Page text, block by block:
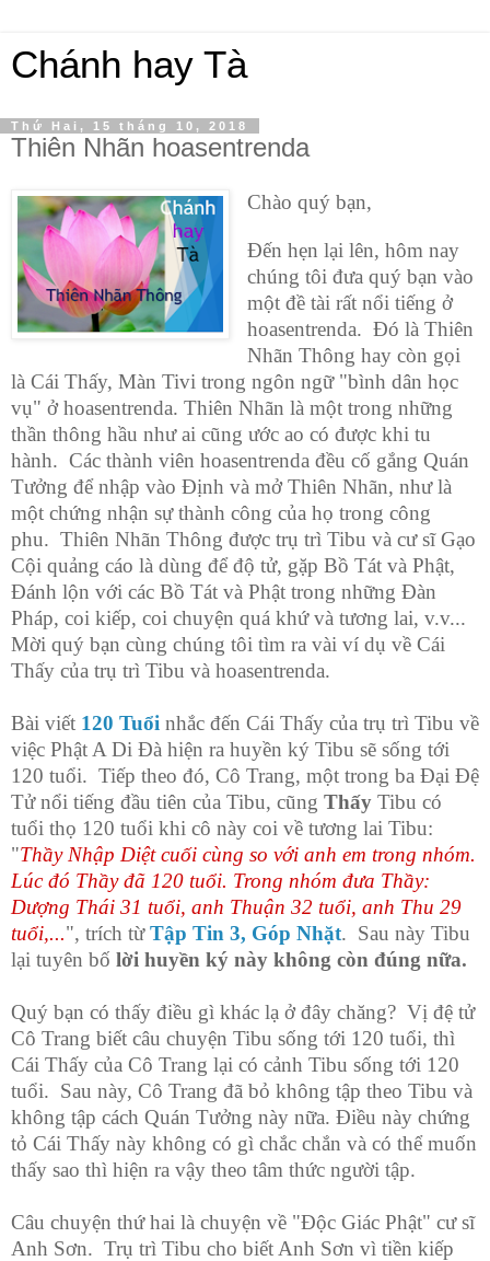
Chánh hay Tà
Thứ Hai, 15 tháng 10, 2018
Thiên Nhãn hoasentrenda
Chào quý bạn,
Đến hẹn lại lên, hôm nay
chúng tôi đưa quý bạn vào
một đề tài rất nổi tiếng ở
hoasentrenda. Đó là Thiên
Nhãn Thông hay còn gọi
là Cái Thấy, Màn Tivi trong ngôn ngữ "bình dân học
vụ" ở hoasentrenda. Thiên Nhãn là một trong những
thần thông hầu như ai cũng ước ao có được khi tu
hành. Các thành viên hoasentrenda đều cố gắng Quán
Tưởng để nhập vào Định và mở Thiên Nhãn, như là
một chứng nhận sự thành công của họ trong công
phu. Thiên Nhãn Thông được trụ trì Tibu và cư sĩ Gạo
Cội quảng cáo là dùng để độ tử, gặp Bồ Tát và Phật,
Đánh lộn với các Bồ Tát và Phật trong những Đàn
Pháp, coi kiếp, coi chuyện quá khứ và tương lai, v.v...
Mời quý bạn cùng chúng tôi tìm ra vài ví dụ về Cái
Thấy của trụ trì Tibu và hoasentrenda.
Bài viết 120 Tuổi nhắc đến Cái Thấy của trụ trì Tibu về
việc Phật A Di Đà hiện ra huyền ký Tibu sẽ sống tới
120 tuổi. Tiếp theo đó, Cô Trang, một trong ba Đại Đệ
Tử nổi tiếng đầu tiên của Tibu, cũng Thấy Tibu có
tuổi thọ 120 tuổi khi cô này coi về tương lai Tibu:
"Thầy Nhập Diệt cuối cùng so với anh em trong nhóm.
Lúc đó Thầy đã 120 tuổi. Trong nhóm đưa Thầy:
Dượng Thái 31 tuổi, anh Thuận 32 tuổi, anh Thu 29
tuổi,...", trích từTập Tin 3, Góp Nhặt. Sau này Tibu
lại tuyên bố lời huyền ký này không còn đúng nữa.
Quý bạn có thấy điều gì khác lạ ở đây chăng? Vị đệ tử
Cô Trang biết câu chuyện Tibu sống tới 120 tuổi, thì
Cái Thấy của Cô Trang lại có cảnh Tibu sống tới 120
tuổi. Sau này, Cô Trang đã bỏ không tập theo Tibu và
không tập cách Quán Tưởng này nữa. Điều này chứng
tỏ Cái Thấy này không có gì chắc chắn và có thể muốn
thấy sao thì hiện ra vậy theo tâm thức người tập.
Câu chuyện thứ hai là chuyện về "Độc Giác Phật" cư sĩ
Anh Sơn. Trụ trì Tibu cho biết Anh Sơn vì tiền kiếp